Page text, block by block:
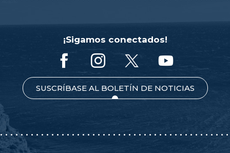
¡Sigamos conectados!
SUSCRÍBASE AL BOLETÍN DE NOTICIAS